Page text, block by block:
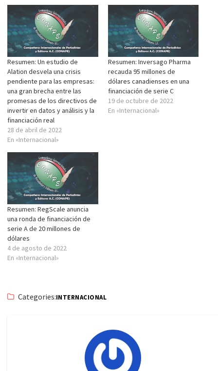
Resumen: Un estudio de
Alation desvela una crisis
pendiente para las empresas:
una gran brecha entre las
promesas de los directivos de
invertir en datos y análisis y la
financiación real
28 de abril de 2022
En «Internacional»
Resumen: Inversago Pharma
recauda 95 millones de
dólares canadienses en una
financiación de serie C
19 de octubre de 2022
En «Internacional»
Resumen: RegScale anuncia
una ronda de financiación de
serie A de 20 millones de
dólares
4 de agosto de 2022
En «Internacional»
Categories:INTERNACIONAL